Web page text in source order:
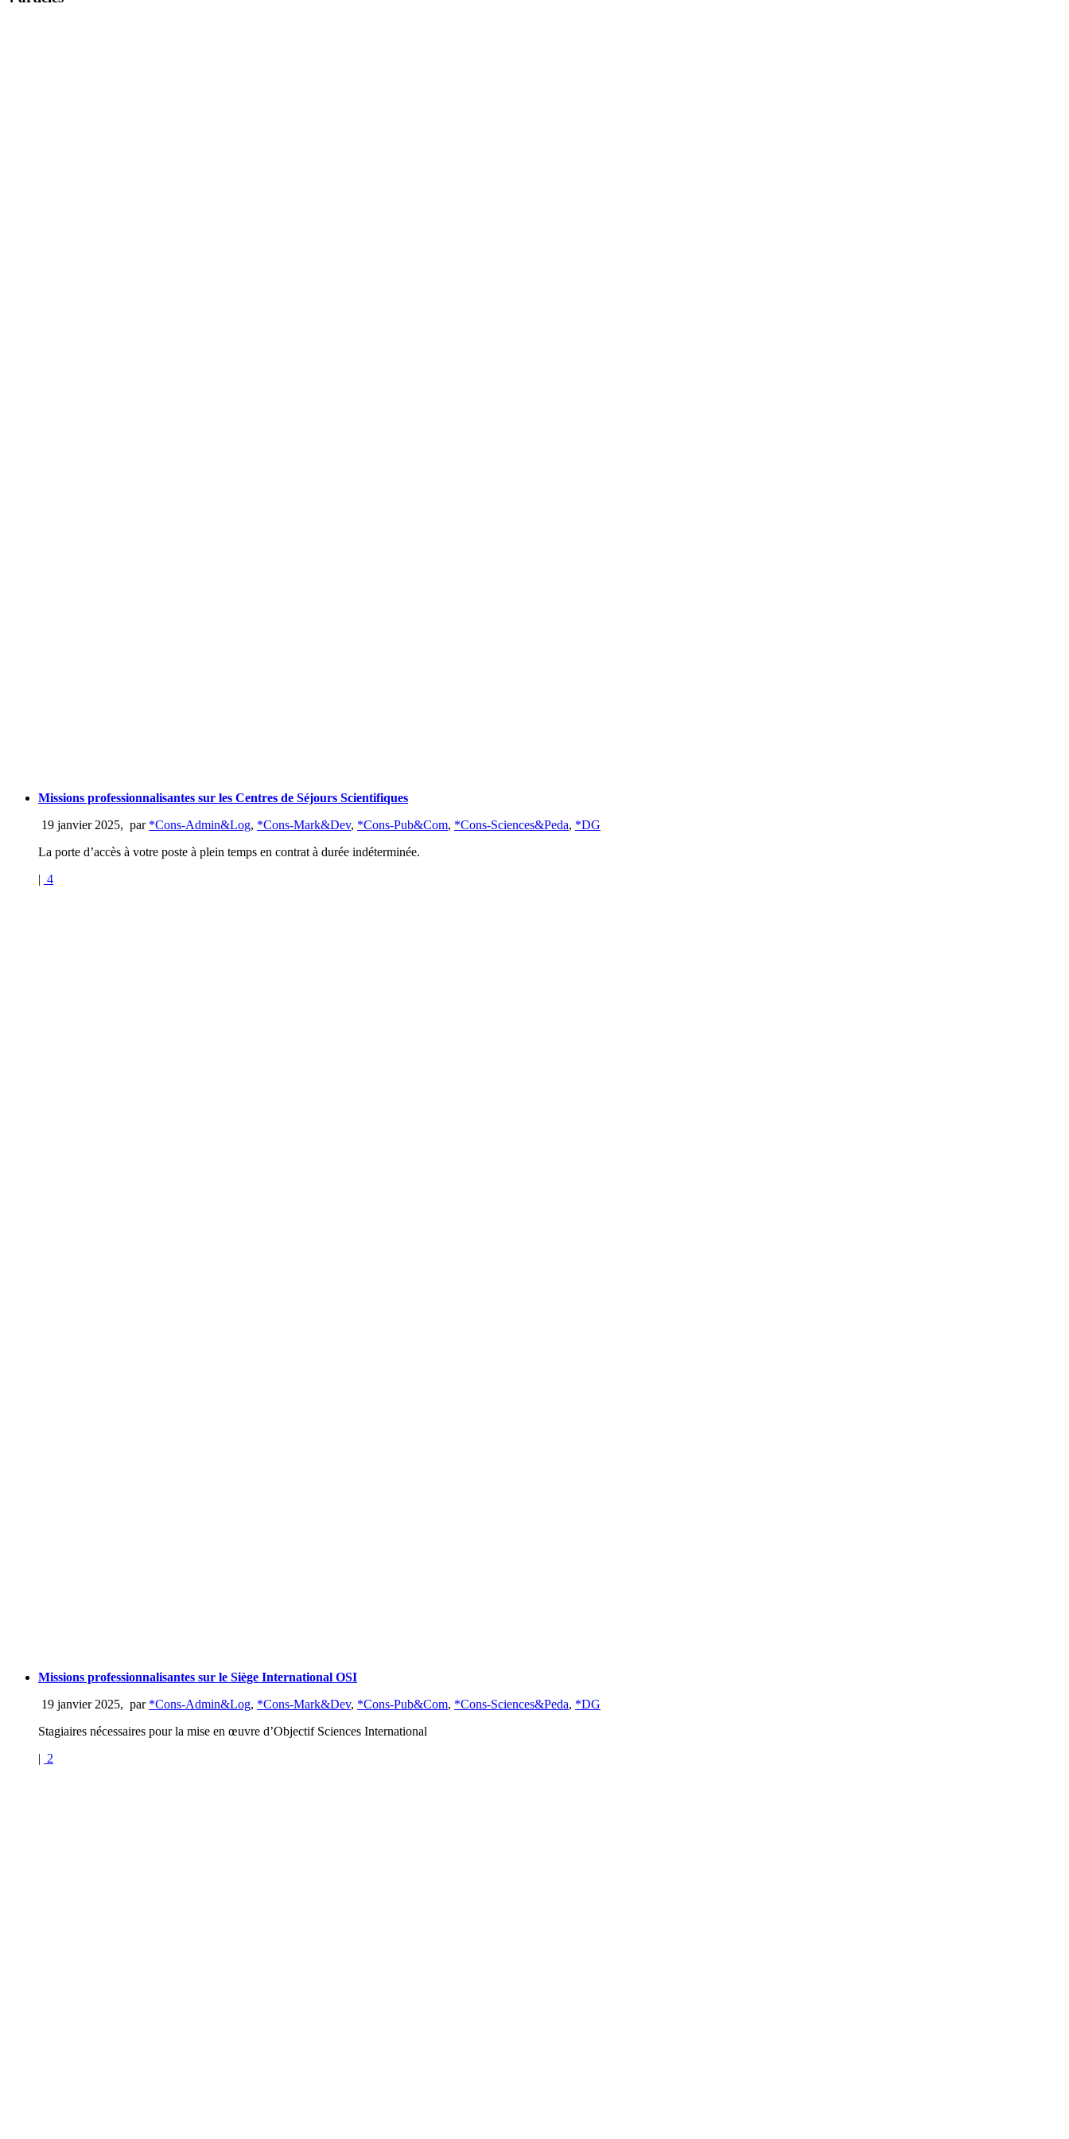
Missions professionnalisantes sur les Centres de Séjours Scientifiques
19 janvier 2025, par *Cons-Admin&Log, *Cons-Mark&Dev, *Cons-Pub&Com, *Cons-Sciences&Peda, *DG
La porte d’accès à votre poste à plein temps en contrat à durée indéterminée.
| 4
Missions professionnalisantes sur le Siège International OSI
19 janvier 2025, par *Cons-Admin&Log, *Cons-Mark&Dev, *Cons-Pub&Com, *Cons-Sciences&Peda, *DG
Stagiaires nécessaires pour la mise en œuvre d’Objectif Sciences International
| 2